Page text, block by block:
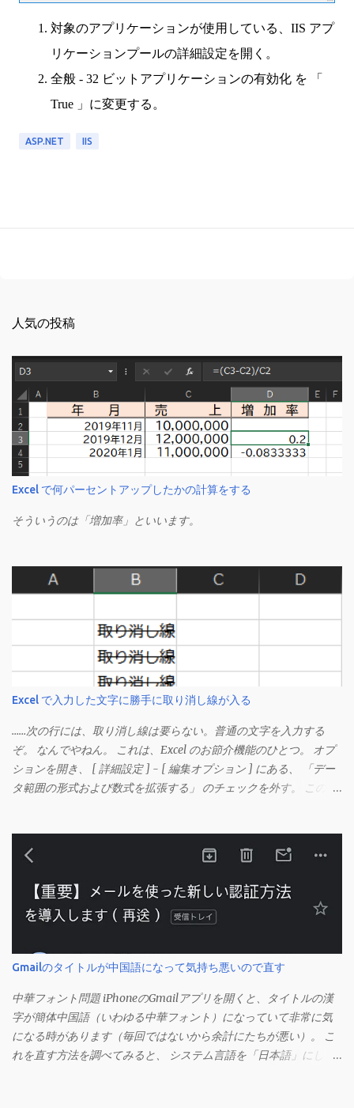
対象のアプリケーションが使用している、IIS アプ
リケーションプールの詳細設定を開く。
全般 - 32 ビットアプリケーションの有効化 を 「
True 」に変更する。
ASP.NET IIS
人気の投稿
Excel で何パーセントアップしたかの計算をする
そういうのは「増加率」といいます。
Excel で入力した文字に勝手に取り消し線が入る
……次の行には、取り消し線は要らない。普通の文字を入力する
ぞ。 なんでやねん。 これは、Excel のお節介機能のひとつ。 オプ
ションを開き、 [ 詳細設定 ] - [ 編集オプション ] にある、 「デー
タ範囲の形式および数式を拡張する」 のチェックを外す。 この機
うです。 このオプションを解除して、他のセル（取り消し線の書
式がないセル）をコピーしてから、もう一度入力してみます。 今
度は大丈夫です。 Mac の場合、画面上部にあるメニューの
「Excel」をクリックして環境設定を開きます（「command + ,
（カンマ）」 でも開きます）。 「編集」を開きます。 「編集オプ
Gmailのタイトルが中国語になって気持ち悪いので直す
中華フォント問題 iPhoneのGmailアプリを開くと、タイトルの漢
字が簡体中国語（いわゆる中華フォント）になっていて非常に気
になる時があります（毎回ではないから余計にたちが悪い）。 こ
れを直す方法を調べてみると、 システム言語を「日本語」にしろ